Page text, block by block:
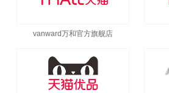
vanward万和官方旗舰店